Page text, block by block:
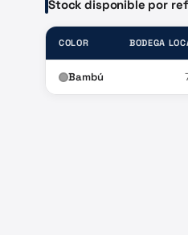
Stock disponible por
COLOR BODEGA
Bambú